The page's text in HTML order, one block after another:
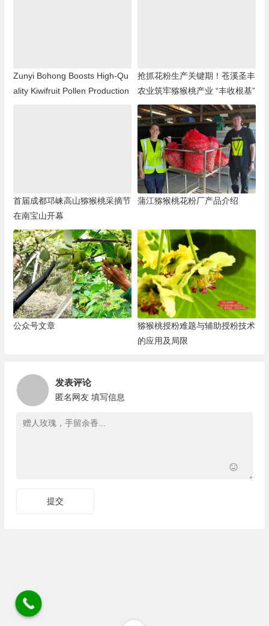
Zunyi Bohong Boosts High-Qu
ality Kiwifruit Pollen Production
抢抓花粉生产关键期！苍溪圣丰
农业筑牢猕猴桃产业 “丰收根基”
首届成都邛崃高山猕猴桃采摘节
在南宝山开幕
蒲江猕猴桃花粉厂产品介绍
公众号文章
猕猴桃授粉难题与辅助授粉技术
的应用及局限
发表评论
匿名网友 填写信息